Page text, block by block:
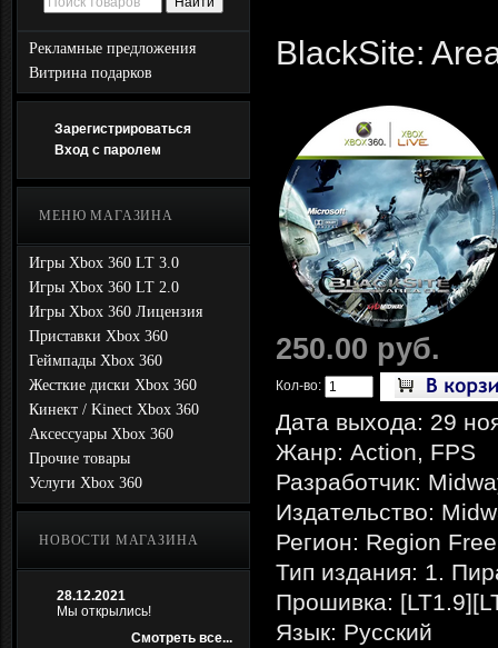
Рекламные предложения
Витрина подарков
Зарегистрироваться
Вход с паролем
МЕНЮ МАГАЗИНА
Игры Xbox 360 LT 3.0
Игры Xbox 360 LT 2.0
Игры Xbox 360 Лицензия
Приставки Xbox 360
Геймпады Xbox 360
Жесткие диски Xbox 360
Кинект / Kinect Xbox 360
Аксессуары Xbox 360
Прочие товары
Услуги Xbox 360
НОВОСТИ МАГАЗИНА
28.12.2021
Мы открылись!
Смотреть все...
BlackSite:
250.00 руб.
Кол-во:
Дата выхода: 29
Жанр: Action, FPS
Разработчик:
Издательство:
Регион: Region Free
Тип издания: 1.
Прошивка:
Язык: Русский